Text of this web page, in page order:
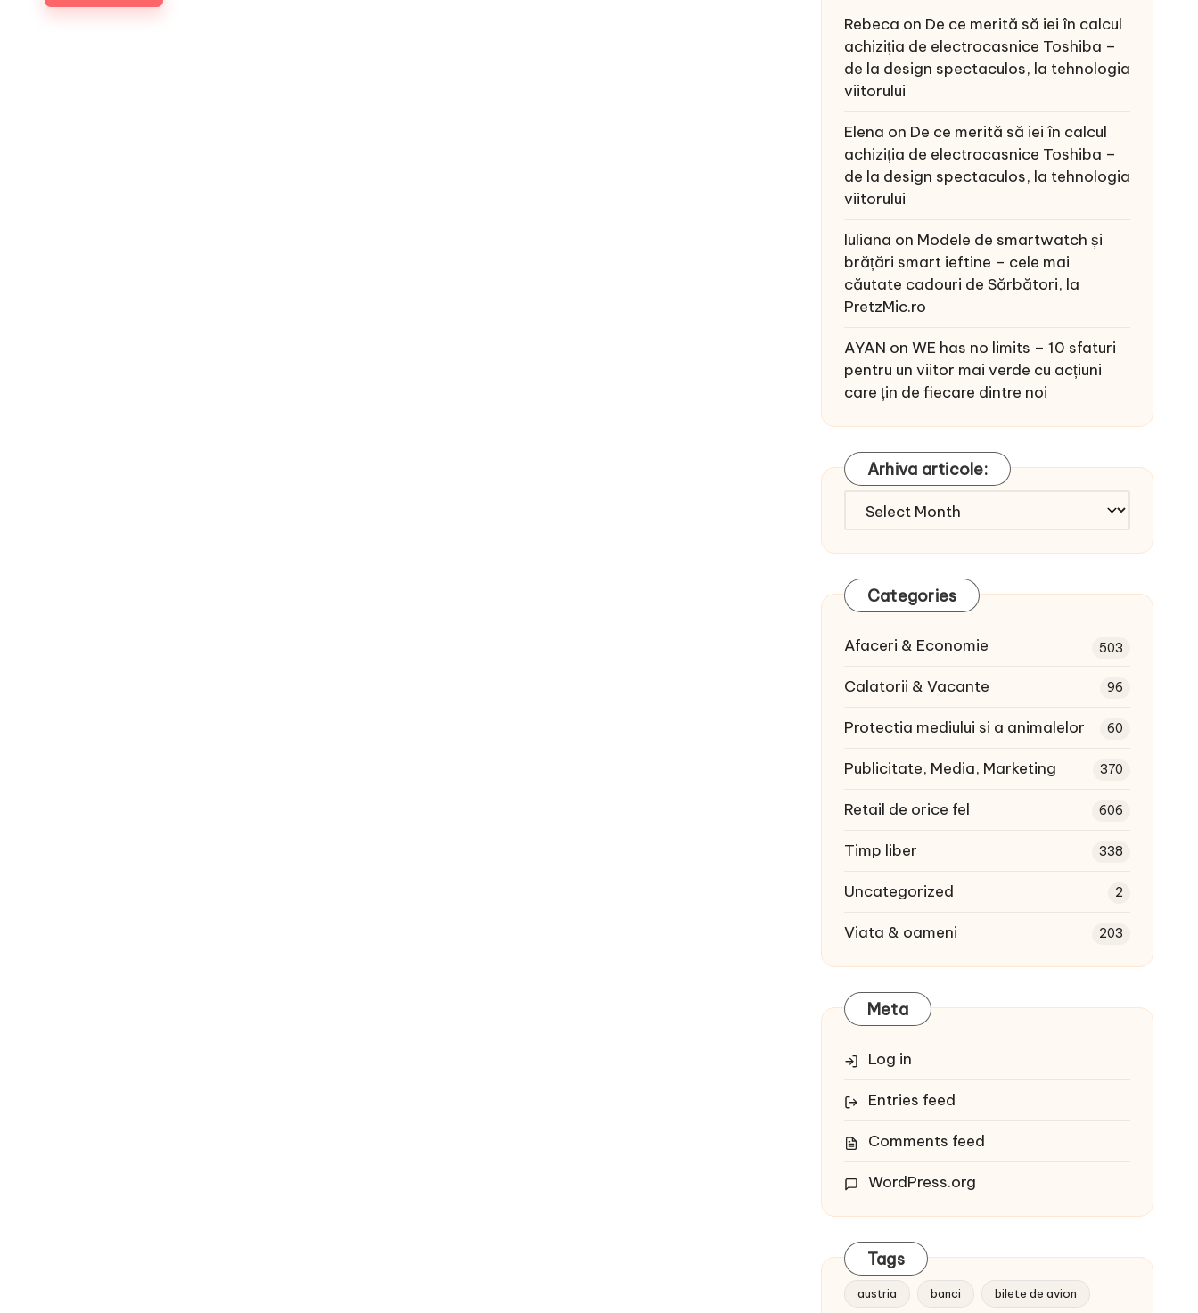
Rebeca on De ce merită să iei în calcul
achiziția de electrocasnice Toshiba –
de la design spectaculos, la tehnologia
viitorului
Elena on De ce merită să iei în calcul
achiziția de electrocasnice Toshiba –
de la design spectaculos, la tehnologia
viitorului
Iuliana on Modele de smartwatch și
brățări smart ieftine – cele mai
căutate cadouri de Sărbători, la
PretzMic.ro
AYAN on WE has no limits – 10 sfaturi
pentru un viitor mai verde cu acțiuni
care țin de fiecare dintre noi
Arhiva articole:
Arhiva
Categories
Afaceri & Economie 503
Calatorii & Vacante 96
Protectia mediului si a animalelor 60
Publicitate, Media, Marketing 370
Retail de orice fel 606
Timp liber 338
Uncategorized 2
Viata & oameni 203
Meta
Log in
Entries feed
Comments feed
WordPress.org
Tags
austria banci bilete de avion